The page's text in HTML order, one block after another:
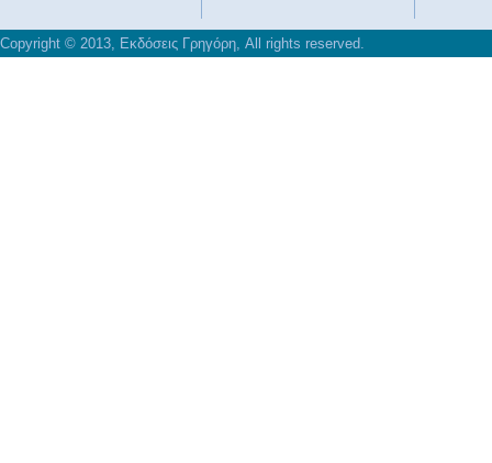
Copyright © 2013, Εκδόσεις Γρηγόρη, All rights reserved.